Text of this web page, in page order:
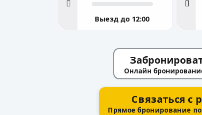
Выезд до 12:00
Онлайн
Связаться с
Прямое бронирование